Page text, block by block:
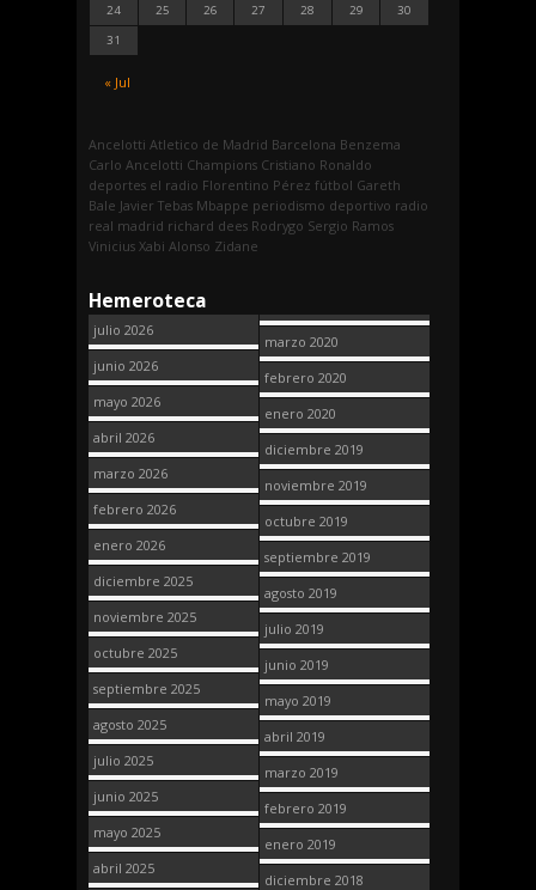
« Jul
24
25 26 27 28 29
30
31
Ancelotti Atletico de Madrid Barcelona Benzema
Carlo Ancelotti Champions Cristiano Ronaldo
deportes el radio Florentino Pérez fútbol Gareth
Bale Javier Tebas Mbappe periodismo deportivo radio
real madrid richard dees Rodrygo Sergio Ramos
Vinicius Xabi Alonso Zidane
Hemeroteca
julio 2026
junio 2026
mayo 2026
abril 2026
marzo 2026
febrero 2026
enero 2026
diciembre 2025
noviembre 2025
octubre 2025
septiembre 2025
agosto 2025
julio 2025
junio 2025
mayo 2025
abril 2025
marzo 2020
febrero 2020
enero 2020
diciembre 2019
noviembre 2019
octubre 2019
septiembre 2019
agosto 2019
julio 2019
junio 2019
mayo 2019
abril 2019
marzo 2019
febrero 2019
enero 2019
diciembre 2018